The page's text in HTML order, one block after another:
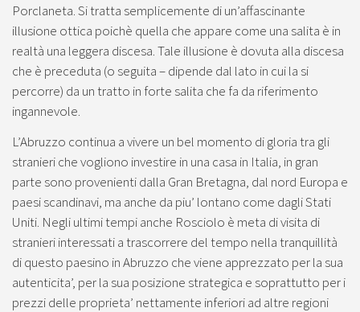
Porclaneta. Si tratta semplicemente di un’affascinante
illusione ottica poichè quella che appare come una salita è in
realtà una leggera discesa. Tale illusione è dovuta alla discesa
che è preceduta (o seguita – dipende dal lato in cui la si
percorre) da un tratto in forte salita che fa da riferimento
ingannevole.
L’Abruzzo continua a vivere un bel momento di gloria tra gli
stranieri che vogliono investire in una casa in Italia, in gran
parte sono provenienti dalla Gran Bretagna, dal nord Europa e
paesi scandinavi, ma anche da piu’ lontano come dagli Stati
Uniti. Negli ultimi tempi anche Rosciolo è meta di visita di
stranieri interessati a trascorrere del tempo nella tranquillità
di questo paesino in Abruzzo che viene apprezzato per la sua
autenticita’, per la sua posizione strategica e soprattutto per i
prezzi delle proprieta’ nettamente inferiori ad altre regioni